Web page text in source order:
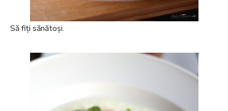
Să fiți sănătoși.